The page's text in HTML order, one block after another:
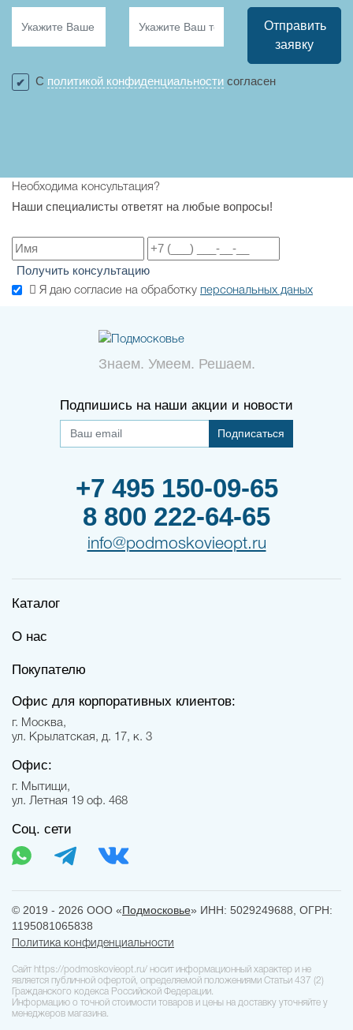
Отправить
заявку
С политикой конфиденциальности согласен
Необходима консультация?
Наши специалисты ответят на любые вопросы!
Получить консультацию
Я даю согласие на обработку персональных даных
Знаем. Умеем. Решаем.
Подпишись на наши акции и новости
Подписаться
+7 495 150-09-65
8 800 222-64-65
info@podmoskovieopt.ru
Каталог
О нас
Покупателю
Офис для корпоративных клиентов:
г. Москва,
ул. Крылатская, д. 17, к. 3
Офис:
г. Мытищи,
ул. Летная 19 оф. 468
Соц. сети
© 2019 - 2026 ООО «Подмосковье» ИНН: 5029249688, ОГРН:
1195081065838
Политика конфиденциальности
Сайт https://podmoskovieopt.ru/ носит информационный характер и не
является публичной офертой, определяемой положениями Статьи 437 (2)
Гражданского кодекса Российской Федерации.
Информацию о точной стоимости товаров и цены на доставку уточняйте у
менеджеров магазина.